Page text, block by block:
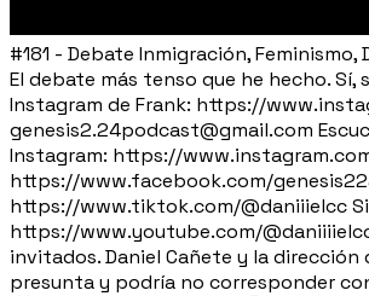
#181 - Debate Inmigración,
El debate más tenso que he hecho.
Instagram de Frank: https://
genesis2.24podcast@gmail.com
Instagram: https://
https://www.facebook.com/
https://www.tiktok.com/@daniiielcc
https://www.youtube.com/
invitados. Daniel Cañete y la
presunta y podría no corresponder